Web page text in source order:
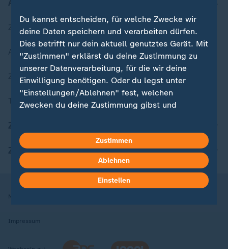
Zuletzt veröffentlicht
Aktuelle Sendungs-Videos
ZDFheute Stories
Themen im Überblick
ZDFheute Apps
Nutzungsbedingungen
Impressum
Du kannst entscheiden, für welche Zwecke wir
deine Daten speichern und verarbeiten dürfen.
Dies betrifft nur dein aktuell genutztes Gerät. Mit
"Zustimmen" erklärst du deine Zustimmung zu
unserer Datenverarbeitung, für die wir deine
Einwilligung benötigen. Oder du legst unter
"Einstellungen/Ablehnen" fest, welchen
Zwecken du deine Zustimmung gibst und
in deinen Einstellungen widerrufen oder ändern.
Hier findest du das Impressum.
Weitere Informationen findest du in unserer
Datenschutzerklärung.
Zustimmen
Ablehnen
Einstellen